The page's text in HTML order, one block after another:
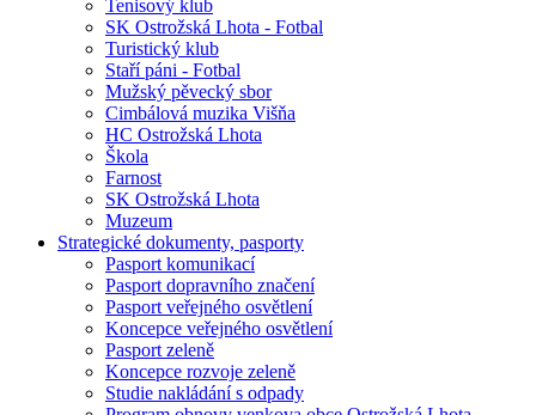
Tenisový klub
SK Ostrožská Lhota - Fotbal
Turistický klub
Staří páni - Fotbal
Mužský pěvecký sbor
Cimbálová muzika Višňa
HC Ostrožská Lhota
Škola
Farnost
SK Ostrožská Lhota
Muzeum
Strategické dokumenty, pasporty
Pasport komunikací
Pasport dopravního značení
Pasport veřejného osvětlení
Koncepce veřejného osvětlení
Pasport zeleně
Koncepce rozvoje zeleně
Studie nakládání s odpady